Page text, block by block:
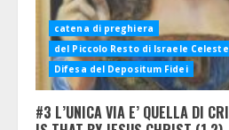
catena di preghiera
del Piccolo Resto di Israele Celeste
Difesa del Depositum Fidei
#3 L’UNICA VIA E’ QUELLA DI